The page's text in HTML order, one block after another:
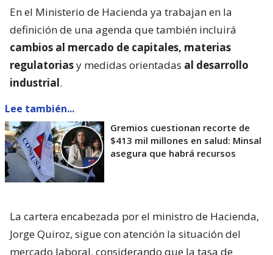
En el Ministerio de Hacienda ya trabajan en la
definición de una agenda que también incluirá
cambios al mercado de capitales, materias
regulatoriasy medidas orientadas al desarrollo
industrial.
Lee también...
Gremios cuestionan recorte de
$413 mil millones en salud: Minsal
asegura que habrá recursos
La cartera encabezada por el ministro de Hacienda,
Jorge Quiroz, sigue con atención la situación del
mercado laboral, considerando que la tasa de